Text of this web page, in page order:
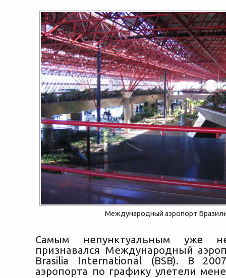
Международный аэропорт
Самым непунктуальным уже
признавался Международный
Brasilia International (BSB). В
аэропорта по графику улетели